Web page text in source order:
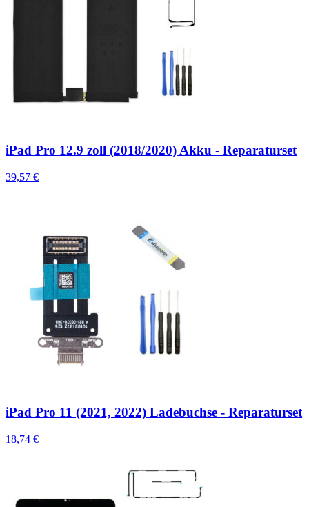
iPad Pro 12.9 zoll (2018/2020) Akku - Reparaturset
39,57 €
iPad Pro 11 (2021, 2022) Ladebuchse - Reparaturset
18,74 €